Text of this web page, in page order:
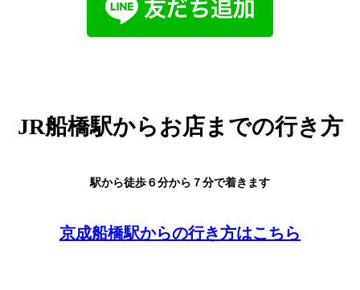
JR船橋駅からお店までの行き方
駅から徒歩６分から７分で着きます
京成船橋駅からの行き方はこちら